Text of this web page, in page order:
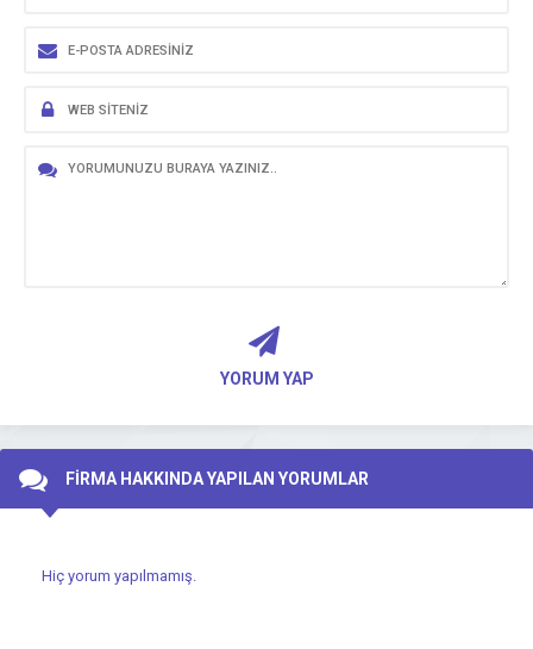
YORUM YAP
FİRMA HAKKINDA YAPILAN YORUMLAR
Hiç yorum yapılmamış.